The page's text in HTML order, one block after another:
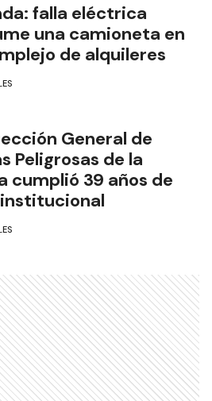
falla eléctrica
una camioneta en
de alquileres
General de
Peligrosas de la
cumplió 39 años de